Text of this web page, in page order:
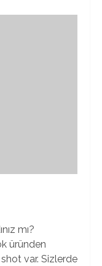
mı?
üründen
var. Sizlerde